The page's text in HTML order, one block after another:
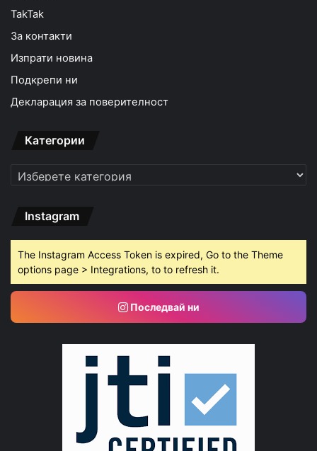
TakTak
За контакти
Изпрати новина
Подкрепи ни
Декларация за поверителност
Категории
Категории
Instagram
The Instagram Access Token is expired, Go to the Theme
options page > Integrations, to to refresh it.
Последвай ни